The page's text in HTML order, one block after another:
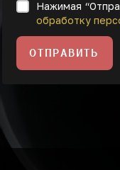
Нажимая
обработку
ОТПРАВИТЬ